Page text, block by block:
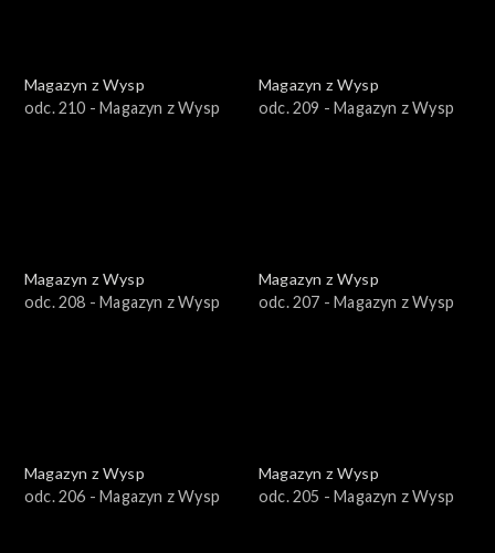
Magazyn z Wysp
odc. 210 - Magazyn z Wysp
Magazyn z Wysp
odc. 209 - Magazyn z Wysp
Magazyn z Wysp
odc. 208 - Magazyn z Wysp
Magazyn z Wysp
odc. 207 - Magazyn z Wysp
Magazyn z Wysp
odc. 206 - Magazyn z Wysp
Magazyn z Wysp
odc. 205 - Magazyn z Wysp